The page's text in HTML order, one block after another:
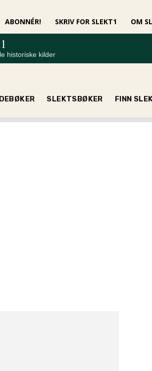
ABONNÉR! SKRIV FOR SLEKT1 OM
historiske kilder
SLEKTSBØKER FINN